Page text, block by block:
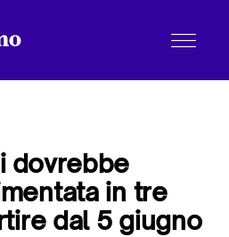
dovrebbe
in tre
dal 5 giugno